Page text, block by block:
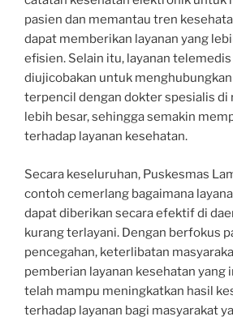
pasien dan memantau tren
dapat memberikan layanan yang
efisien. Selain itu, layanan
diujicobakan untuk
terpencil dengan dokter spesialis di
lebih besar, sehingga semakin
terhadap layanan kesehatan.
Secara keseluruhan, Puskesmas
contoh cemerlang bagaimana
dapat diberikan secara efektif di
kurang terlayani. Dengan berfokus
pencegahan, keterlibatan
pemberian layanan kesehatan yang
telah mampu meningkatkan hasil
terhadap layanan bagi masyarakat